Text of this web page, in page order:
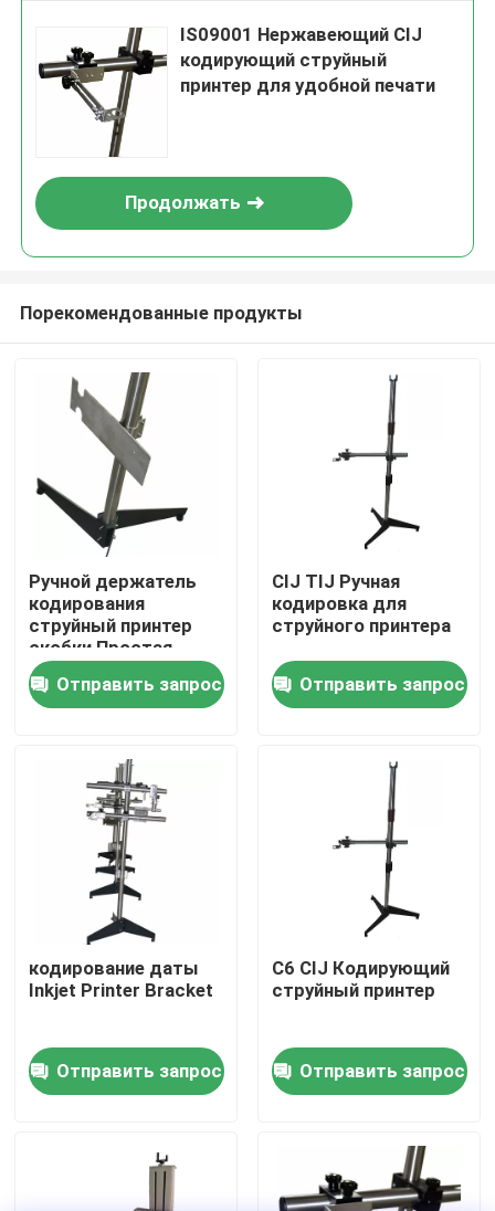
Домой
Продукты
Видеозаписи
О нас
Экскурсия по заводу
Контроль качества
Свяжитесь с нами
Новости
Запросите цитату
IS09001 Нержавеющий CIJ
кодирующий струйный
принтер для удобной печати
Продолжать
Порекомендованные продукты
Ручной держатель
кодирования
струйный принтер
скобки Простая
работа
Отправить запрос
CIJ TIJ Ручная
кодировка для
струйного принтера
Отправить запрос
кодирование даты
Inkjet Printer Bracket
Отправить запрос
C6 CIJ Кодирующий
струйный принтер
Отправить запрос